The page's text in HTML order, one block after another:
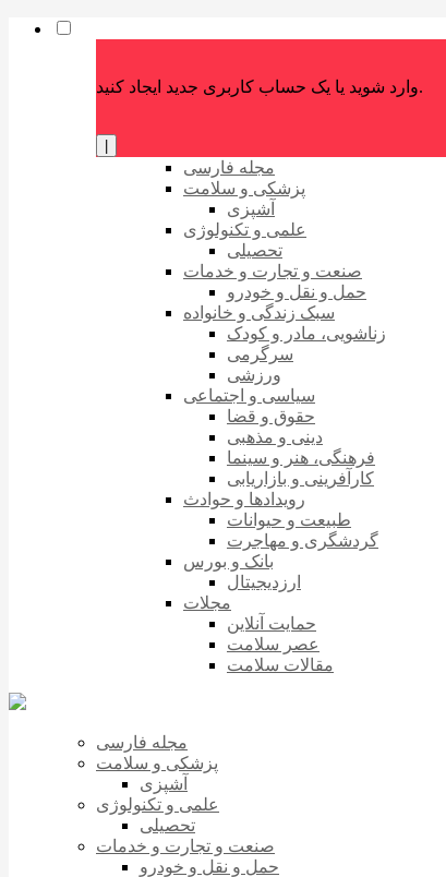
وارد شوید یا یک حساب کاربری جدید ایجاد کنید.
مجله فارسی
پزشکی و سلامت
آشپزی
علمی و تکنولوژی
تحصیلی
صنعت و تجارت و خدمات
حمل و نقل و خودرو
سبک زندگی و خانواده
زناشویی، مادر و کودک
سرگرمی
ورزشی
سیاسی و اجتماعی
حقوق و قضا
دینی و مذهبی
فرهنگی، هنر و سینما
کارآفرینی و بازاریابی
رویدادها و حوادث
طبیعت و حیوانات
گردشگری و مهاجرت
بانک و بورس
ارزدیجیتال
مجلات
حمایت آنلاین
عصر سلامت
مقالات سلامت
مجله فارسی
پزشکی و سلامت
آشپزی
علمی و تکنولوژی
تحصیلی
صنعت و تجارت و خدمات
حمل و نقل و خودرو